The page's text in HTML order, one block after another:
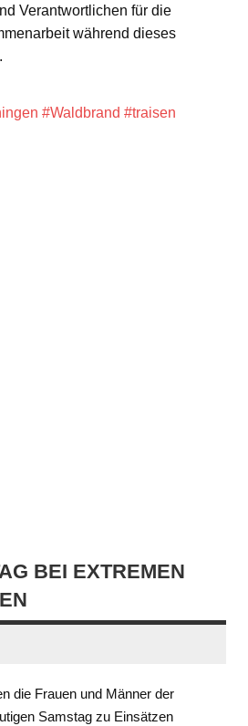
Verantwortlichen für die
während dieses
#Waldbrand #traisen
BEI EXTREMEN
die Frauen und Männer der
Samstag zu Einsätzen